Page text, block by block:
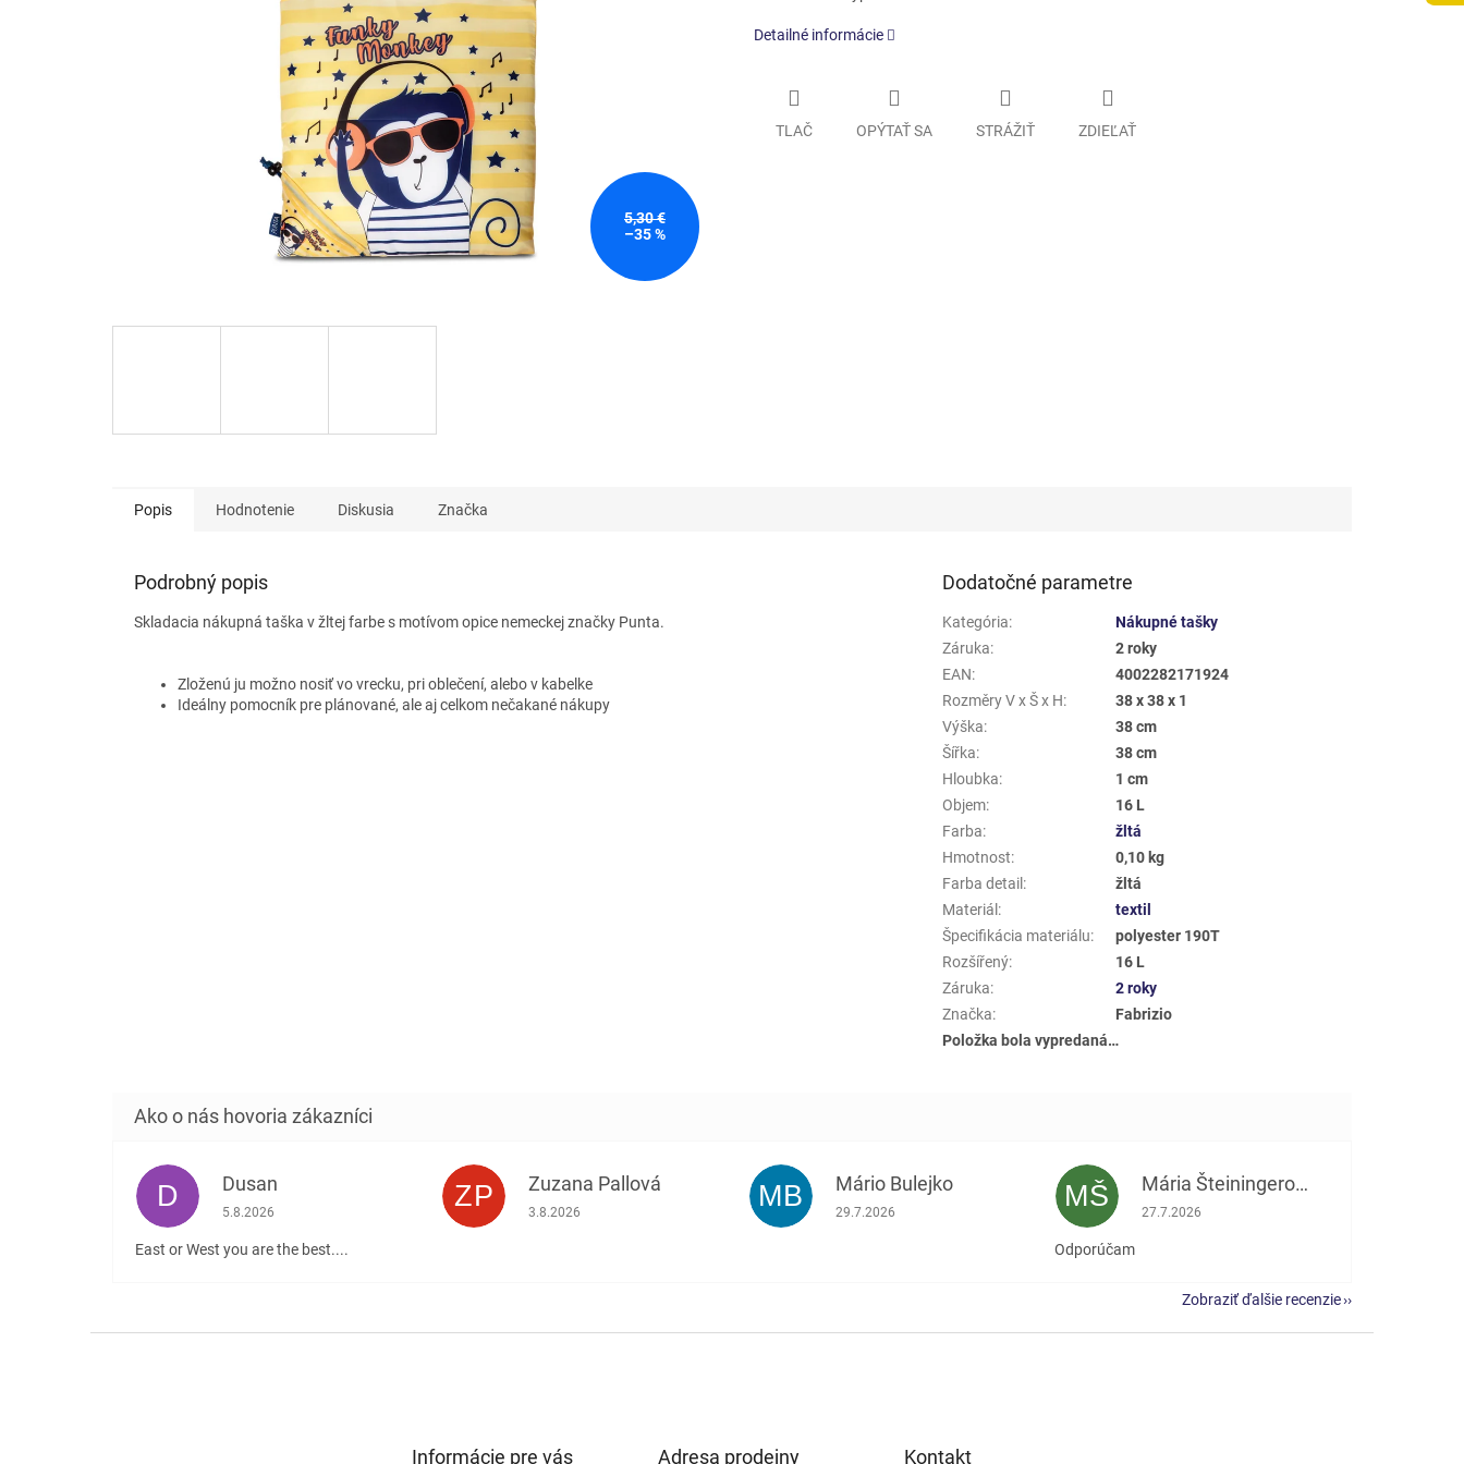
5,30 €
–35 %
Detailné informácie
TLAČ OPÝTAŤ SA STRÁŽIŤ ZDIEĽAŤ
Popis Hodnotenie Diskusia Značka
Podrobný popis
Skladacia nákupná taška v žltej farbe s motívom opice nemeckej značky Punta.
Zloženú ju možno nosiť vo vrecku, pri oblečení, alebo v kabelke
Ideálny pomocník pre plánované, ale aj celkom nečakané nákupy
Dodatočné parametre
Kategória:
Nákupné tašky
Záruka:
2 roky
EAN:
4002282171924
Rozměry V x Š x H:
38 x 38 x 1
Výška:
38 cm
Šířka:
38 cm
Hloubka:
1 cm
Objem:
16 L
Farba:
žltá
Hmotnost:
0,10 kg
Farba detail :
žltá
Materiál :
textil
Špecifikácia materiálu:
polyester 190T
Rozšířený:
16 L
Záruka:
2 roky
Značka:
Fabrizio
Položka bola vypredaná…
D Dusan
Hodnotenie obchodu je 5 z 5 hviezdičiek.
5.8.2026
East or West you are the best....
ZP Zuzana Pallová
Hodnotenie obchodu je 5 z 5 hviezdičiek.
3.8.2026 MB Mário Bulejko
Hodnotenie obchodu je 5 z 5 hviezdičiek.
29.7.2026 MŠ Mária Šteiningerová
Hodnotenie obchodu je 5 z 5 hviezdičiek.
27.7.2026
Odporúčam
Zobraziť ďalšie recenzie
Informácie pre vás Adresa prodejny Kontakt